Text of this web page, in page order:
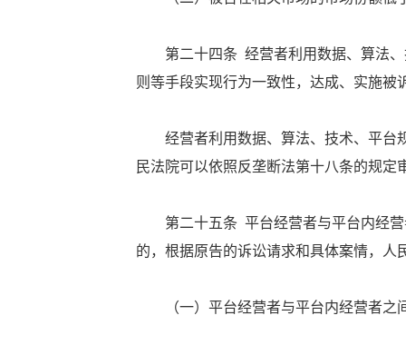
第二十四条 经营者利用数据、算法、
则等手段实现行为一致性，达成、实施
经营者利用数据、算法、技术、平台规
民法院可以依照反垄断法第十八条的规定
第二十五条 平台经营者与平台内经营
的，根据原告的诉讼请求和具体案情，人
（一）平台经营者与平台内经营者之